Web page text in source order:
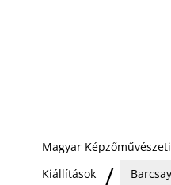
Magyar
Kiállítások